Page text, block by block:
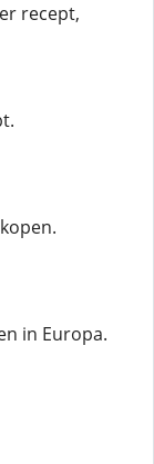
recept,
in Europa.